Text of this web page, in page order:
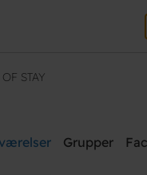
STAY
mødepakker
Grupper